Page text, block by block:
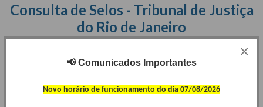
📢Comunicados Importantes
Novo horário de funcionamento do dia 07/08/2026
×
Consulta de Selos - Tribunal de Justiça
do Rio de Janeiro
Consulte as informações de atos praticados por meio do Selo
Digital.